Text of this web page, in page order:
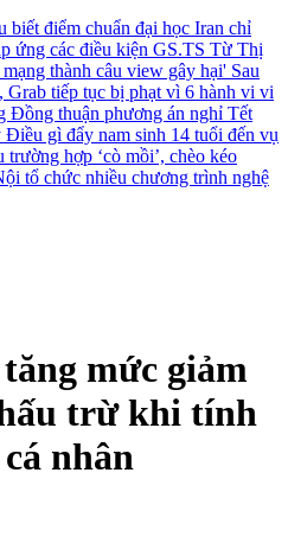
biết điểm chuẩn đại học Iran chỉ
ứng các điều kiện GS.TS Từ Thị
thành câu view gây hại' Sau
Grab tiếp tục bị phạt vì 6 hành vi vi
Đồng thuận phương án nghỉ Tết
Điều gì đẩy nam sinh 14 tuổi đến vụ
trường hợp ‘cò mồi’, chèo kéo
tổ chức nhiều chương trình nghệ
mức giảm
trừ khi tính
nhân